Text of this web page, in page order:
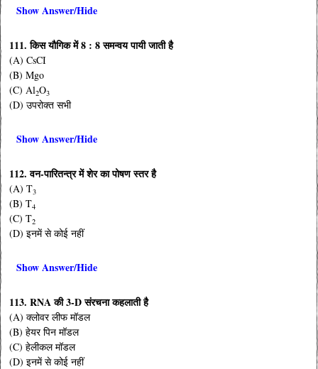
Show Answer/Hide
111. किस यौगिक में 8 : 8 समन्वय पायी जाती है
(A) CsCI
(B) Mgo
(C) Al2O3
(D) उपरोक्त सभी
Show Answer/Hide
112. वन-पारितन्त्र में शेर का पोषण स्तर है
(A) T3
(B) T4
(C) T2
(D) इनमें से कोई नहीं
Show Answer/Hide
113. RNA की 3-D संरचना कहलाती है
(A) क्लोवर लीफ मॉडल
(B) हेयर पिन मॉडल
(C) हेलीकल मॉडल
(D) इनमें से कोई नहीं